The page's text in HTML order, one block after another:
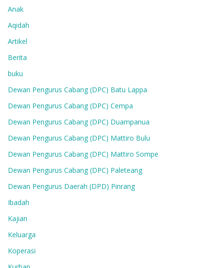
Anak
Aqidah
Artikel
Berita
buku
Dewan Pengurus Cabang (DPC) Batu Lappa
Dewan Pengurus Cabang (DPC) Cempa
Dewan Pengurus Cabang (DPC) Duampanua
Dewan Pengurus Cabang (DPC) Mattiro Bulu
Dewan Pengurus Cabang (DPC) Mattiro Sompe
Dewan Pengurus Cabang (DPC) Paleteang
Dewan Pengurus Daerah (DPD) Pinrang
Ibadah
Kajian
Keluarga
Koperasi